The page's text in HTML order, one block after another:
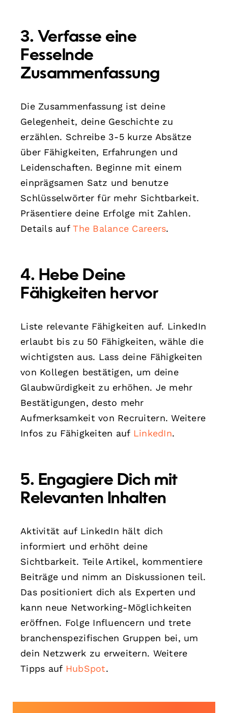
3. Verfasse eine
Fesselnde
Zusammenfassung
Die Zusammenfassung ist deine
Gelegenheit, deine Geschichte zu
erzählen. Schreibe 3-5 kurze Absätze
über Fähigkeiten, Erfahrungen und
Leidenschaften. Beginne mit einem
einprägsamen Satz und benutze
Schlüsselwörter für mehr Sichtbarkeit.
Präsentiere deine Erfolge mit Zahlen.
Details aufThe Balance Careers.
4. Hebe Deine
Fähigkeiten hervor
Liste relevante Fähigkeiten auf. LinkedIn
erlaubt bis zu 50 Fähigkeiten, wähle die
wichtigsten aus. Lass deine Fähigkeiten
von Kollegen bestätigen, um deine
Glaubwürdigkeit zu erhöhen. Je mehr
Bestätigungen, desto mehr
Aufmerksamkeit von Recruitern. Weitere
Infos zu Fähigkeiten auf LinkedIn.
5. Engagiere Dich mit
Relevanten Inhalten
Aktivität auf LinkedIn hält dich
informiert und erhöht deine
Sichtbarkeit. Teile Artikel, kommentiere
Beiträge und nimm an Diskussionen teil.
Das positioniert dich als Experten und
kann neue Networking-Möglichkeiten
eröffnen. Folge Influencern und trete
branchenspezifischen Gruppen bei, um
dein Netzwerk zu erweitern. Weitere
Tipps auf HubSpot.